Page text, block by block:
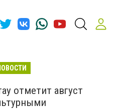
отметит август